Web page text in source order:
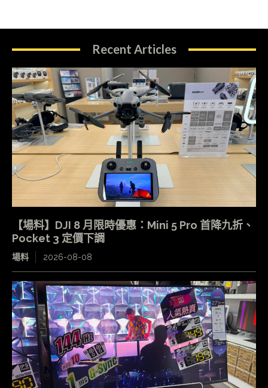
Recent Articles
【場料】DJI 8 月限時優惠：Mini 5 Pro 首降九折、
Pocket 3 定價下調
場料 2026-08-08